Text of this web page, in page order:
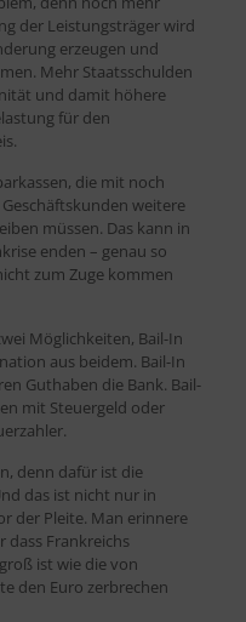
der Leistungsträger wird
erzeugen und
Mehr Staatsschulden
und damit höhere
für den
die mit noch
weitere
müssen. Das kann in
enden – genau so
zum Zuge kommen
Möglichkeiten, Bail-In
aus beidem. Bail-In
Guthaben die Bank. Bail-
mit Steuergeld oder
denn dafür ist die
das ist nicht nur in
der Pleite. Man erinnere
dass Frankreichs
ist wie die von
den Euro zerbrechen